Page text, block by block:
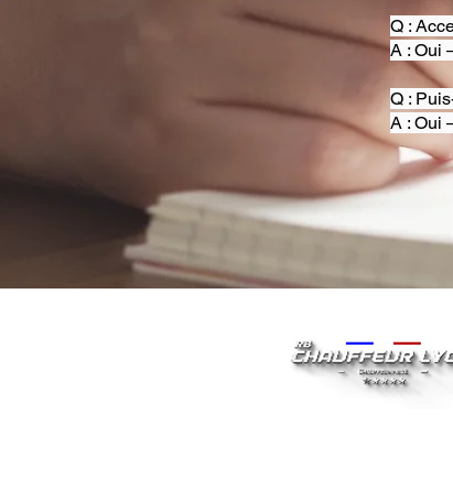
Q :
A : Oui
Q :
A : Oui